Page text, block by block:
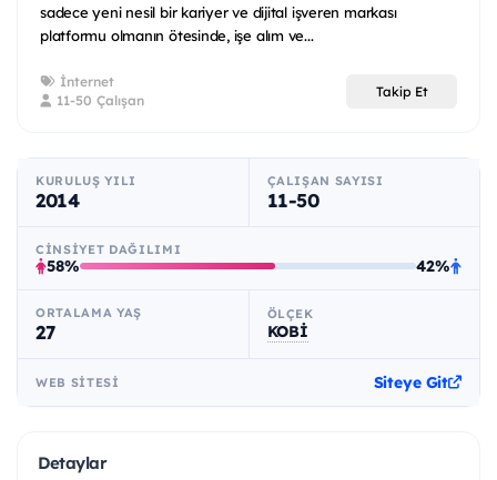
sadece yeni nesil bir kariyer ve dijital işveren markası
platformu olmanın ötesinde, işe alım ve...
İnternet
11-50 Çalışan
Takip Et
KURULUŞ YILI
2014
ÇALIŞAN SAYISI
11-50
CINSIYET DAĞILIMI
58% 42%
ORTALAMA YAŞ
27
ÖLÇEK
KOBİ
WEB SITESI Siteye Git
Detaylar